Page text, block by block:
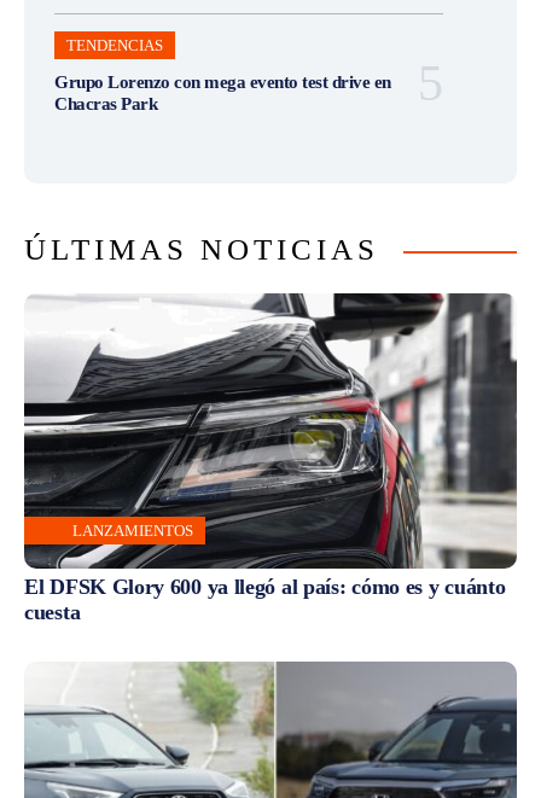
TENDENCIAS
Grupo Lorenzo con mega evento test drive en
Chacras Park
ÚLTIMAS NOTICIAS
LANZAMIENTOS
El DFSK Glory 600 ya llegó al país: cómo es y cuánto
cuesta